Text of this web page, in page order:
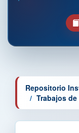
Repositorio
Trabajos